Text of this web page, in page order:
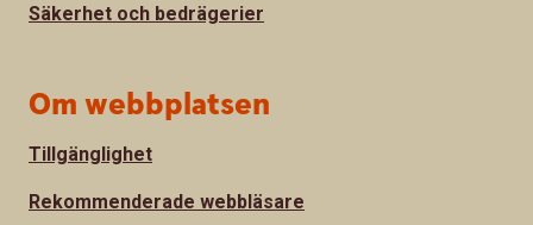
Säkerhet och bedrägerier
Om webbplatsen
Tillgänglighet
Rekommenderade webbläsare